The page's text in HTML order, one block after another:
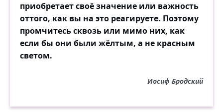
приобретает своё значение или важность
оттого, как вы на это реагируете. Поэтому
промчитесь сквозь или мимо них, как
если бы они были жёлтым, а не красным
светом.
Иосиф Бродский